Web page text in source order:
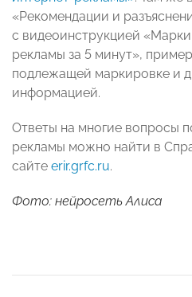
«Рекомендации и
с видеоинструкцией
рекламы за 5 минут»,
подлежащей маркировке и
информацией.
Ответы на многие вопросы
рекламы можно найти в
сайте erir.grfc.ru.
Фото: нейросеть Алиса